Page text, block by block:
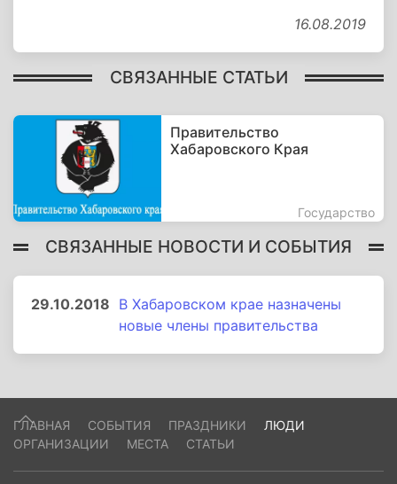
16.08.2019
СВЯЗАННЫЕ СТАТЬИ
Правительство
Хабаровского Края
Государство
СВЯЗАННЫЕ НОВОСТИ И СОБЫТИЯ
29.10.2018 В Хабаровском крае назначены
новые члены правительства
ГЛАВНАЯ СОБЫТИЯ ПРАЗДНИКИ
ЛЮДИ
ОРГАНИЗАЦИИ
МЕСТА СТАТЬИ